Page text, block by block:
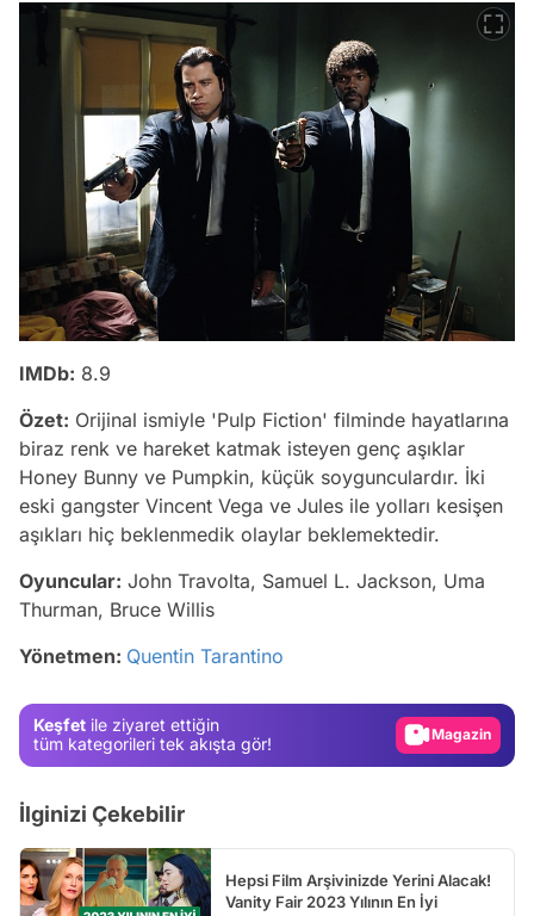
IMDb: 8.9
Özet: Orijinal ismiyle 'Pulp Fiction' filminde hayatlarına
biraz renk ve hareket katmak isteyen genç aşıklar
Honey Bunny ve Pumpkin, küçük soygunculardır. İki
eski gangster Vincent Vega ve Jules ile yolları kesişen
aşıkları hiç beklenmedik olaylar beklemektedir.
Oyuncular: John Travolta, Samuel L. Jackson, Uma
Thurman, Bruce Willis
Yönetmen: Quentin Tarantino
Keşfet ile ziyaret ettiğin
tüm kategorileri tek akışta gör!
Video
Video
İlginizi Çekebilir
Hepsi Film Arşivinizde Yerini Alacak!
Vanity Fair 2023 Yılının En İyi